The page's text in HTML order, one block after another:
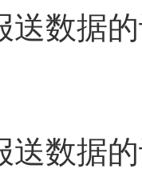
送数据
送数据